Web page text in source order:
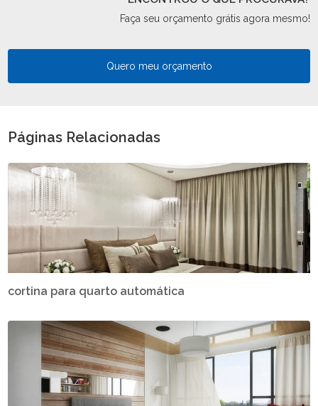
Faça seu orçamento grátis agora mesmo!
Quero meu orçamento
Páginas Relacionadas
cortina para quarto automática